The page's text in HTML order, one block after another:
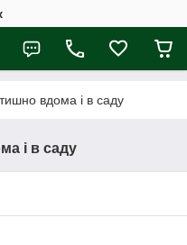
вдома і в саду
і в саду